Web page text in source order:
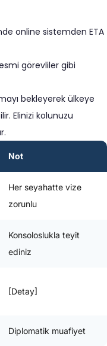
online sistemden ETA
görevliler gibi
bekleyerek ülkeye
Elinizi kolunuzu
Not
Her seyahatte vize
zorunlu
Konsoloslukla teyit
ediniz
[Detay]
Diplomatik muafiyet